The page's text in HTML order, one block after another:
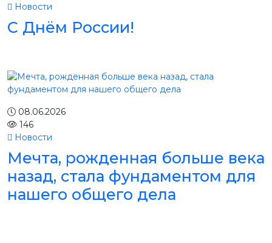
Новости
С Днём России!
08.06.2026
146
Новости
Мечта, рожденная больше века
назад, стала фундаментом для
нашего общего дела